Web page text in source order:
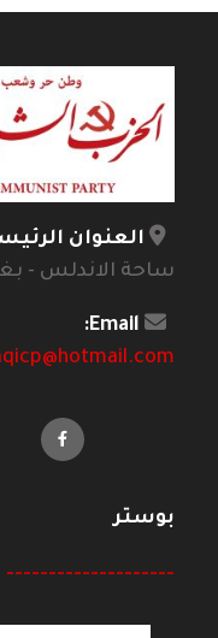
العنوان
ساحة الاندلس -
Email:
بوستر
--------------------